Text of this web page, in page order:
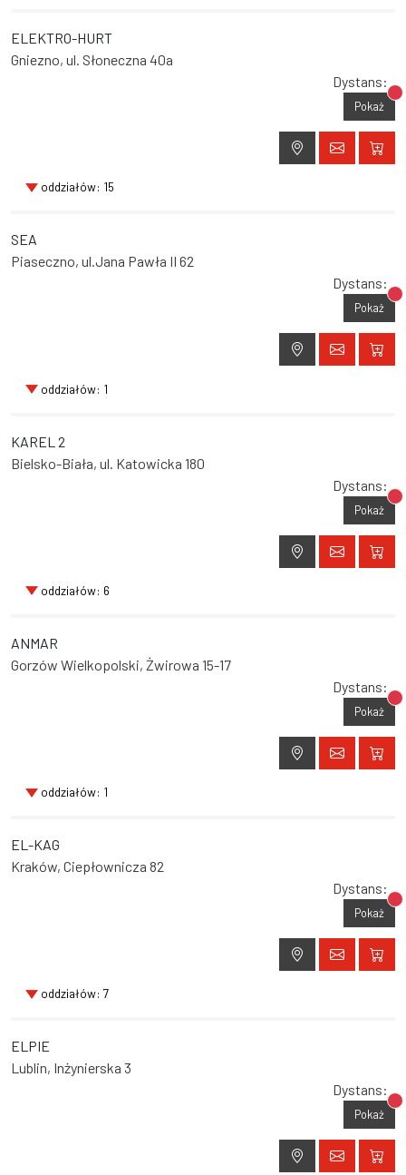
ELEKTRO-HURT
Gniezno, ul. Słoneczna 40a
Dystans:
Pokaż
oddziałów: 15
SEA
Piaseczno, ul.Jana Pawła II 62
Dystans:
Pokaż
oddziałów: 1
KAREL 2
Bielsko-Biała, ul. Katowicka 180
Dystans:
Pokaż
oddziałów: 6
ANMAR
Gorzów Wielkopolski, Żwirowa 15-17
Dystans:
Pokaż
oddziałów: 1
EL-KAG
Kraków, Ciepłownicza 82
Dystans:
Pokaż
oddziałów: 7
ELPIE
Lublin, Inżynierska 3
Dystans:
Pokaż